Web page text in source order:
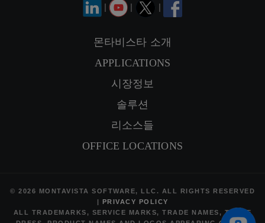
연락정보
|
| |
몬타비스타 소개
APPLICATIONS
시장정보
솔루션
리소스들
OFFICE LOCATIONS
© 2026 MONTAVISTA SOFTWARE, LLC. ALL RIGHTS RESERVED
| PRIVACY POLICY
ALL TRADEMARKS, SERVICE MARKS, TRADE NAMES, TRADE